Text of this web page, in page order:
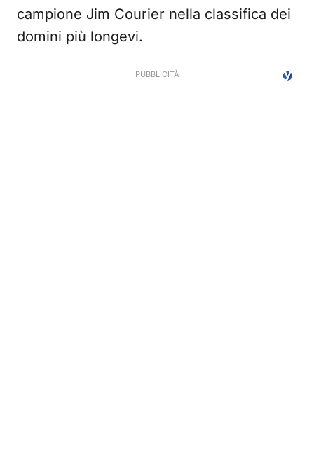
campione Jim Courier nella classifica dei
domini più longevi.